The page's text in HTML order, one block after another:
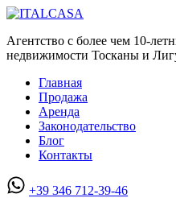
Агентство с более чем 10-
недвижимости Тосканы и
Главная
Продажа
Аренда
Законодательство
Блог
Контакты
+39 346 712-39-46